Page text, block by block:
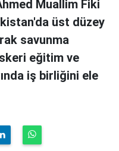
Muallim Fiki
üst düzey
savunma
eğitim ve
iş birliğini ele